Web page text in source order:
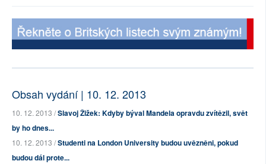
Obsah vydání | 10. 12. 2013
10. 12. 2013 /Slavoj Žižek: Kdyby býval Mandela opravdu zvítězil, svět
by ho dnes...
10. 12. 2013 /Studenti na London University budou uvězněni, pokud
budou dál prote...